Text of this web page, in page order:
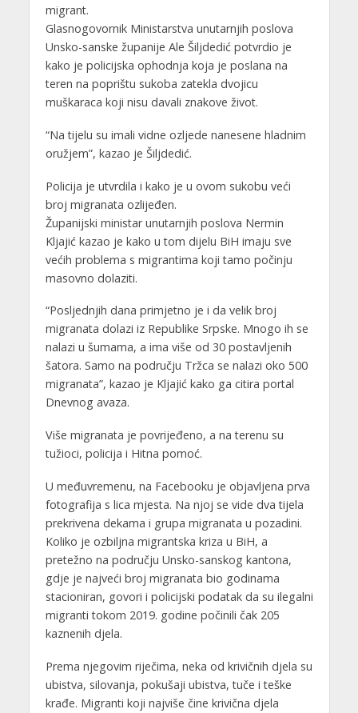
migrant.
Glasnogovornik Ministarstva unutarnjih poslova
Unsko-sanske županije Ale Šiljdedić potvrdio je
kako je policijska ophodnja koja je poslana na
teren na poprištu sukoba zatekla dvojicu
muškaraca koji nisu davali znakove život.
“Na tijelu su imali vidne ozljede nanesene hladnim
oružjem”, kazao je Šiljdedić.
Policija je utvrdila i kako je u ovom sukobu veći
broj migranata ozlijeđen.
Županijski ministar unutarnjih poslova Nermin
Kljajić kazao je kako u tom dijelu BiH imaju sve
većih problema s migrantima koji tamo počinju
masovno dolaziti.
“Posljednjih dana primjetno je i da velik broj
migranata dolazi iz Republike Srpske. Mnogo ih se
nalazi u šumama, a ima više od 30 postavljenih
šatora. Samo na području Tržca se nalazi oko 500
migranata”, kazao je Kljajić kako ga citira portal
Dnevnog avaza.
Više migranata je povrijeđeno, a na terenu su
tužioci, policija i Hitna pomoć.
U međuvremenu, na Facebooku je objavljena prva
fotografija s lica mjesta. Na njoj se vide dva tijela
prekrivena dekama i grupa migranata u pozadini.
Koliko je ozbiljna migrantska kriza u BiH, a
pretežno na području Unsko-sanskog kantona,
gdje je najveći broj migranata bio godinama
stacioniran, govori i policijski podatak da su ilegalni
migranti tokom 2019. godine počinili čak 205
kaznenih djela.
Prema njegovim riječima, neka od krivičnih djela su
ubistva, silovanja, pokušaji ubistva, tuče i teške
krađe. Migranti koji najviše čine krivična djela